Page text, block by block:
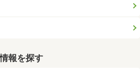
報を探す